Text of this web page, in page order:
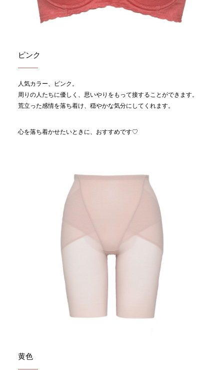
ピンク
人気カラー、ピンク。
周りの人たちに優しく、思いやりをもって接することができます。
荒立った感情を落ち着け、穏やかな気分にしてくれます。
心を落ち着かせたいときに、おすすめです♡
黄色